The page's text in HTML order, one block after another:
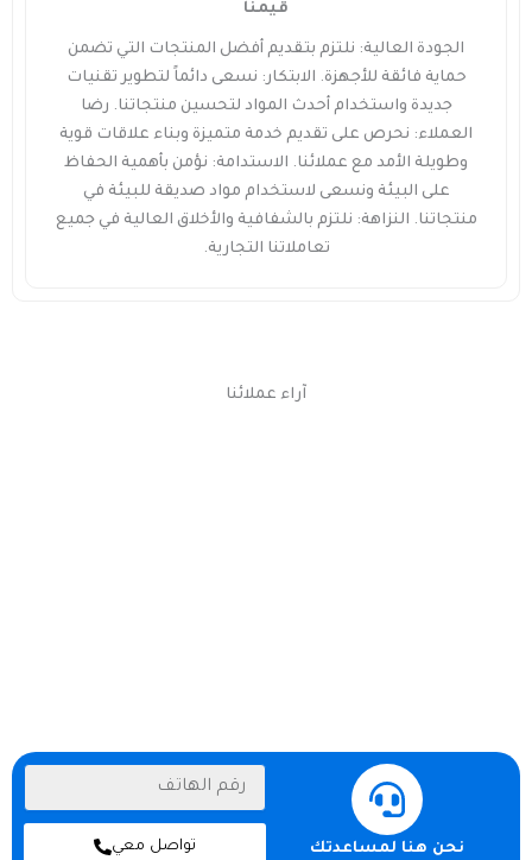
قيمنا
الجودة العالية: نلتزم بتقديم أفضل المنتجات التي تضمن
حماية فائقة للأجهزة. الابتكار: نسعى دائماً لتطوير تقنيات
جديدة واستخدام أحدث المواد لتحسين منتجاتنا. رضا
العملاء: نحرص على تقديم خدمة متميزة وبناء علاقات قوية
وطويلة الأمد مع عملائنا. الاستدامة: نؤمن بأهمية الحفاظ
على البيئة ونسعى لاستخدام مواد صديقة للبيئة في
منتجاتنا. النزاهة: نلتزم بالشفافية والأخلاق العالية في جميع
تعاملاتنا التجارية.
آراء عملائنا
م
تواصل معي نحن هنا لمساعدتك